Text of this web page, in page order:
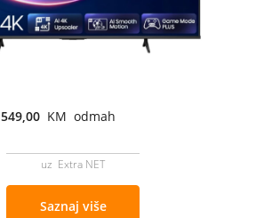
549,00 KM odmah
uz Extra NET
Saznaj više